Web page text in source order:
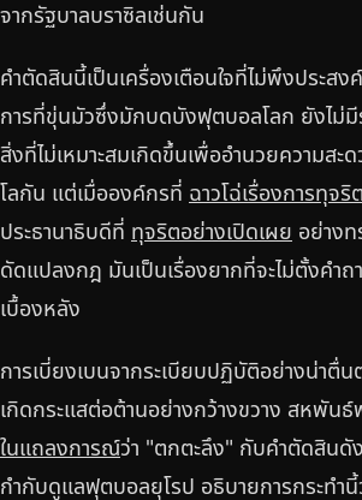
จากรัฐบาลบราซิลเช่นกัน
คำตัดสินนี้เป็นเครื่องเตือนใจที่ไม่พึงประสง
การที่ขุ่นมัวซึ่งมักบดบังฟุตบอลโลก ยังไม่มี
สิ่งที่ไม่เหมาะสมเกิดขึ้นเพื่ออำนวยความสะ
โลกัน แต่เมื่อองค์กรที่ ฉาวโฉ่เรื่องการทุจริต
ประธานาธิบดีที่ ทุจริตอย่างเปิดเผย อย่าง
ดัดแปลงกฎ มันเป็นเรื่องยากที่จะไม่ตั้งคำถา
เบื้องหลัง
การเบี่ยงเบนจากระเบียบปฏิบัติอย่างน่าตื่น
เกิดกระแสต่อต้านอย่างกว้างขวาง สหพันธ์
ในแถลงการณ์ว่า "ตกตะลึง" กับคำตัดสินดั
กำกับดูแลฟุตบอลยุโรป อธิบายการกระทำนี้ว่